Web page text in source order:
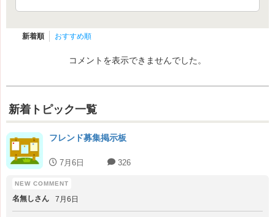
新着順 おすすめ順
コメントを表示できませんでした。
新着トピック一覧
フレンド募集掲示板
7月6日 326
名無しさん 7月6日